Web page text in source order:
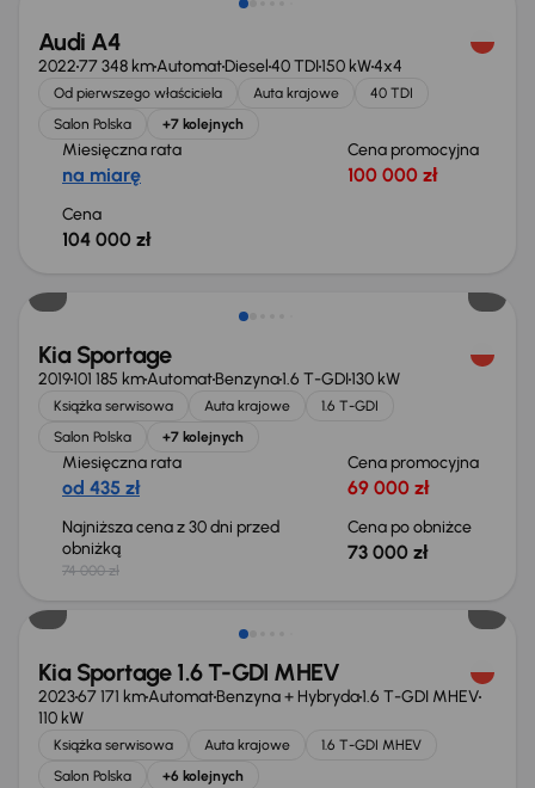
Audi A4
202277 348 kmAutomatDiesel40 TDI150 kW4x4
Od pierwszego właściciela Auta krajowe
40 TDI
Salon Polska
+7 kolejnych
Miesięczna rata
na miarę
Cena promocyjna
100 000 zł
Cena
104 000 zł
Kia Sportage
2019101 185 kmAutomatBenzyna1.6 T-GDI130 kW
Książka serwisowa Auta krajowe
1.6 T-GDI
Salon Polska
+7 kolejnych
Miesięczna rata
od 435 zł
Cena promocyjna
69 000 zł
Najniższa cena z 30 dni przed
obniżką
74 000 zł
Cena po obniżce
73 000 zł
Taniej o 1 000 zł
Kia Sportage 1.6 T-GDI MHEV
202367 171 kmAutomatBenzyna + Hybryda1.6 T-GDI MHEV
110 kW
Książka serwisowa Auta krajowe
1.6 T-GDI MHEV
Salon Polska
+6 kolejnych